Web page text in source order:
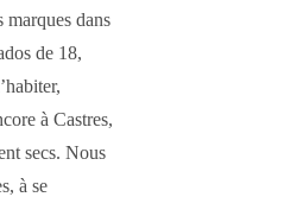
dans
de 18,
à Castres,
secs. Nous
à se